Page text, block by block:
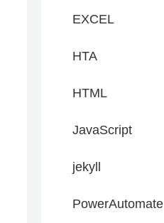
EXCEL
HTA
HTML
JavaScript
jekyll
PowerAutomate